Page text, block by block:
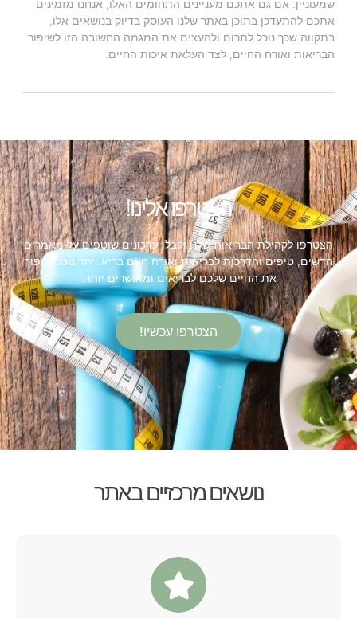
שמעוניין. אם גם אתכם מעניינים התחומים האלו, אנחנו מזמינים
אתכם להתעדכן בתוכן באתר שלנו העוסק בדיוק בנושאים אלו,
בתקווה שכך נוכל לתרום ולהעצים את המגמה החשובה הזו לשיפור
הבריאות ואורח החיים, לצד העלאת איכות החיים.
הצטרפו אלינו!
הצטרפו לקהילת הבריאות שלנו וקבלו עדכונים שוטפים על מאמרים
חדשים, טיפים והדרכות לבריאות ואורח חיים בריא. יחד נוכל להפוך
את החיים שלכם לבריאים ומאושרים יותר.
הצטרפו עכשיו!
נושאים מרכזיים באתר